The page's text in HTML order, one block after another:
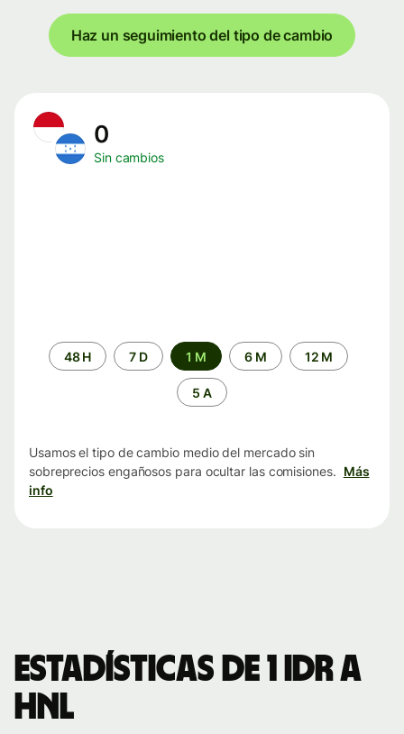
Haz un seguimiento del tipo de cambio
0
Sin cambios
Periodo48 H 7 D 1 M 6 M 12 M
5 A
Usamos el tipo de cambio medio del mercado sin
sobreprecios engañosos para ocultar las comisiones. Más
info
Estadísticas de 1 IDR a
HNL